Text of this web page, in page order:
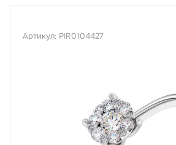
Артикул: PIR0104427